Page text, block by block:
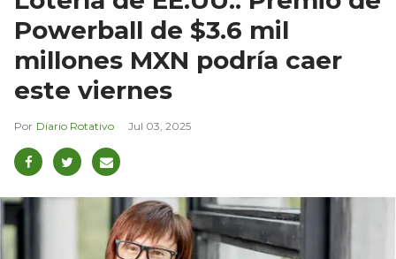
Powerball de $3.6 mil
millones MXN podría caer
este viernes
Diario Rotativo Jul 03, 2025